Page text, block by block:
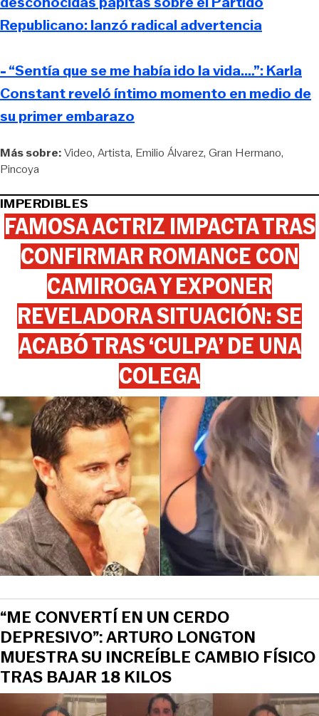
Republicano: lanzó radical advertencia
- “Sentía que se me había ido la vida.…”: Karla
Constant reveló íntimo momento en medio de
su primer embarazo
Más sobre:Video Artista Emilio Álvarez Gran Hermano
Pincoya
IMPERDIBLES
FAMOSA ACTRIZ IMPACTA TRAS
CONFIRMAR ROMANCE CON
CAMIROGA Y EXPONER
REVELADORA SITUACIÓN: SE
ACABÓ TRAS ‘CULPA’ DE UNA
COLEGA
“ME CONVERTÍ EN UN CERDO
DEPRESIVO”: ARTURO LONGTON
MUESTRA SU INCREÍBLE CAMBIO FÍSICO
TRAS BAJAR 18 KILOS